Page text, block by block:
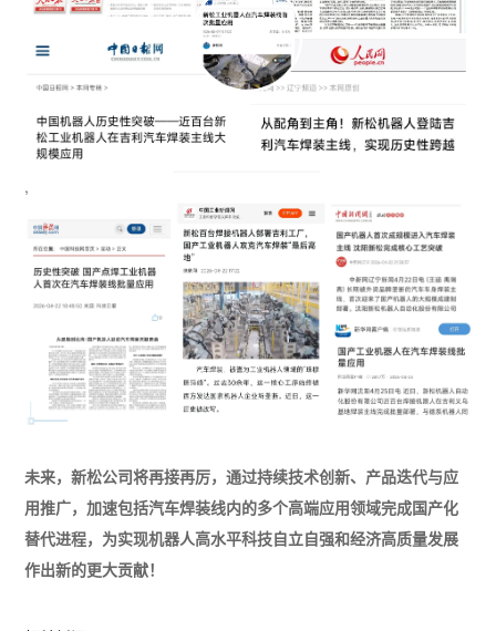
,
未来，新松公司将再接再厉，通过持续技术创新、产品迭代与应
用推广，加速包括汽车焊装线内的多个高端应用领域完成国产化
替代进程，为实现机器人高水平科技自立自强和经济高质量发展
作出新的更大贡献！